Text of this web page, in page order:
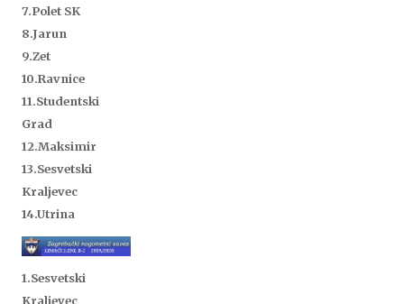
7.Polet SK
8.Jarun
9.Zet
10.Ravnice
11.Studentski
Grad
12.Maksimir
13.Sesvetski
Kraljevec
14.Utrina
1.Sesvetski
Kraljevec